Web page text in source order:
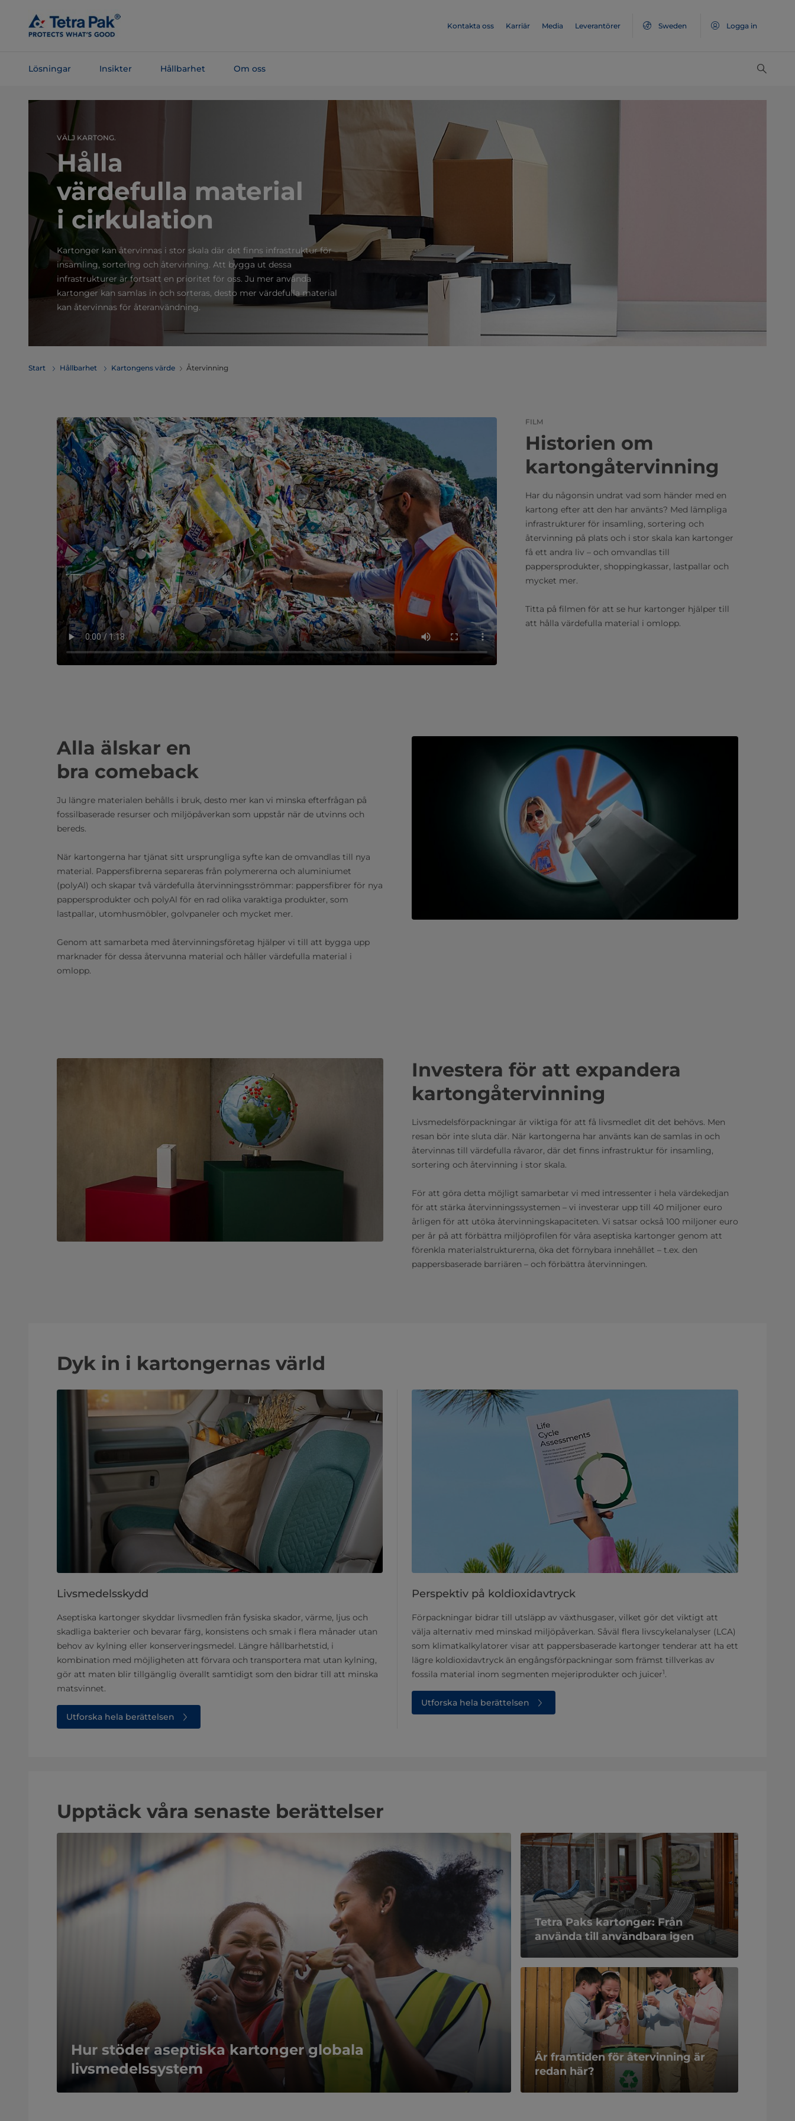
Main
Content
Kontakta oss Karriär Media Leverantörer Sweden Logga in
Lösningar Insikter Hållbarhet Om oss
VÄLJ KARTONG.
Hålla
värdefulla material
i cirkulation
Kartonger kan återvinnas i stor skala där det finns infrastruktur för
insamling, sortering och återvinning. Att bygga ut dessa
infrastrukturer är fortsatt en prioritet för oss. Ju mer använda
kartonger kan samlas in och sorteras, desto mer värdefulla material
kan återvinnas för återanvändning.
Start Hållbarhet Kartongens värde Återvinning
FILM
Historien om
kartongåtervinning
Har du någonsin undrat vad som händer med en
kartong efter att den har använts? Med lämpliga
infrastrukturer för insamling, sortering och
återvinning på plats och i stor skala kan kartonger
få ett andra liv – och omvandlas till
pappersprodukter, shoppingkassar, lastpallar och
mycket mer.
Titta på filmen för att se hur kartonger hjälper till
att hålla värdefulla material i omlopp.
Alla älskar en
bra comeback
Ju längre materialen behålls i bruk, desto mer kan vi minska efterfrågan på
fossilbaserade resurser och miljöpåverkan som uppstår när de utvinns och
bereds.
När kartongerna har tjänat sitt ursprungliga syfte kan de omvandlas till nya
material. Pappersfibrerna separeras från polymererna och aluminiumet
(polyAl) och skapar två värdefulla återvinningsströmmar: pappersfibrer för nya
pappersprodukter och polyAl för en rad olika varaktiga produkter, som
lastpallar, utomhusmöbler, golvpaneler och mycket mer.
Genom att samarbeta med återvinningsföretag hjälper vi till att bygga upp
marknader för dessa återvunna material och håller värdefulla material i
omlopp.
Investera för att expandera
kartongåtervinning
Livsmedelsförpackningar är viktiga för att få livsmedlet dit det behövs. Men
resan bör inte sluta där. När kartongerna har använts kan de samlas in och
återvinnas till värdefulla råvaror, där det finns infrastruktur för insamling,
sortering och återvinning i stor skala.
För att göra detta möjligt samarbetar vi med intressenter i hela värdekedjan
för att stärka återvinningssystemen – vi investerar upp till 40 miljoner euro
årligen för att utöka återvinningskapaciteten. Vi satsar också 100 miljoner euro
per år på att förbättra miljöprofilen för våra aseptiska kartonger genom att
förenkla materialstrukturerna, öka det förnybara innehållet – t.ex. den
pappersbaserade barriären – och förbättra återvinningen.
Dyk in i kartongernas värld
Livsmedelsskydd
Aseptiska kartonger skyddar livsmedlen från fysiska skador, värme, ljus och
skadliga bakterier och bevarar färg, konsistens och smak i flera månader utan
behov av kylning eller konserveringsmedel. Längre hållbarhetstid, i
kombination med möjligheten att förvara och transportera mat utan kylning,
gör att maten blir tillgänglig överallt samtidigt som den bidrar till att minska
matsvinnet.
Utforska hela berättelsen
Perspektiv på koldioxidavtryck
Förpackningar bidrar till utsläpp av växthusgaser, vilket gör det viktigt att
välja alternativ med minskad miljöpåverkan. Såväl flera livscykelanalyser (LCA)
som klimatkalkylatorer visar att pappersbaserade kartonger tenderar att ha ett
lägre koldioxidavtryck än engångsförpackningar som främst tillverkas av
fossila material inom segmenten mejeriprodukter och juicer1.
Utforska hela berättelsen
Upptäck våra senaste berättelser
Hur stöder aseptiska kartonger globala
livsmedelssystem
Tetra Paks kartonger: Från
använda till användbara igen
Är framtiden för återvinning är
redan här?